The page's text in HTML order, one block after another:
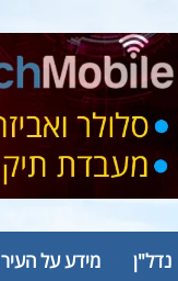
נדל"ן מידע על העיר